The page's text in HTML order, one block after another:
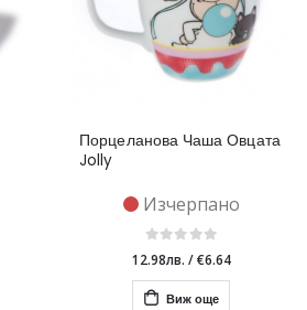
Порцеланова Чаша Овцата
Jolly
Изчерпано
12.98лв. /€6.64
Виж още